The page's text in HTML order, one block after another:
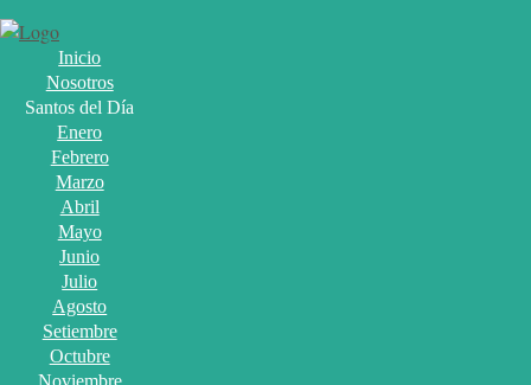
Inicio
Nosotros
Santos del Día
Enero
Febrero
Marzo
Abril
Mayo
Junio
Julio
Agosto
Setiembre
Octubre
Noviembre